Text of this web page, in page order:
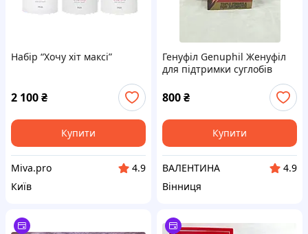
Набір “Хочу хіт максі”
2 100₴
Купити
Miva.pro
4.9
Київ
Генуфіл Genuphil Женуфіл
для підтримки суглобів
800₴
Купити
ВАЛЕНТИНА
4.9
Вінниця